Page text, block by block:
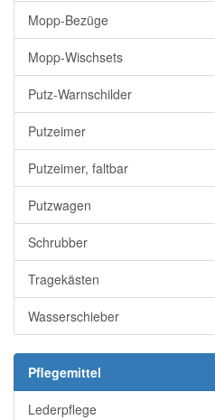
Mopp-Bezüge
Mopp-Wischsets
Putz-Warnschilder
Putzeimer
Putzeimer, faltbar
Putzwagen
Schrubber
Tragekästen
Wasserschieber
Pflegemittel
Lederpflege